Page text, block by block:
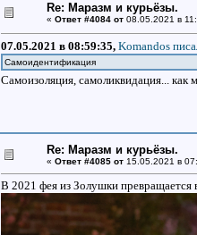
Re: Маразм и курьёзы.
« Ответ #4084 от08.05.2021 в
07.05.2021 в 08:59:35, Komandos
Самоидентификация
Самоизоляция, самоликвидация... как
Re: Маразм и курьёзы.
« Ответ #4085 от15.05.2021 в
В 2021 фея из Золушки превращается